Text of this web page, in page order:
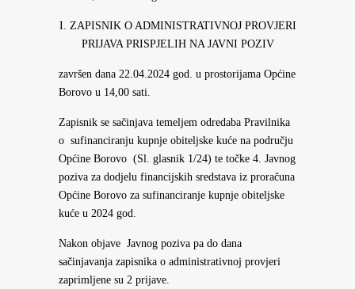
I. ZAPISNIK O ADMINISTRATIVNOJ PROVJERI
PRIJAVA PRISPJELIH NA JAVNI POZIV
završen dana 22.04.2024 god. u prostorijama Općine
Borovo u 14,00 sati.
Zapisnik se sačinjava temeljem odredaba Pravilnika
o sufinanciranju kupnje obiteljske kuće na području
Općine Borovo (Sl. glasnik 1/24) te točke 4. Javnog
poziva za dodjelu financijskih sredstava iz proračuna
Općine Borovo za sufinanciranje kupnje obiteljske
kuće u 2024 god.
Nakon objave Javnog poziva pa do dana
sačinjavanja zapisnika o administrativnoj provjeri
zaprimljene su 2 prijave.